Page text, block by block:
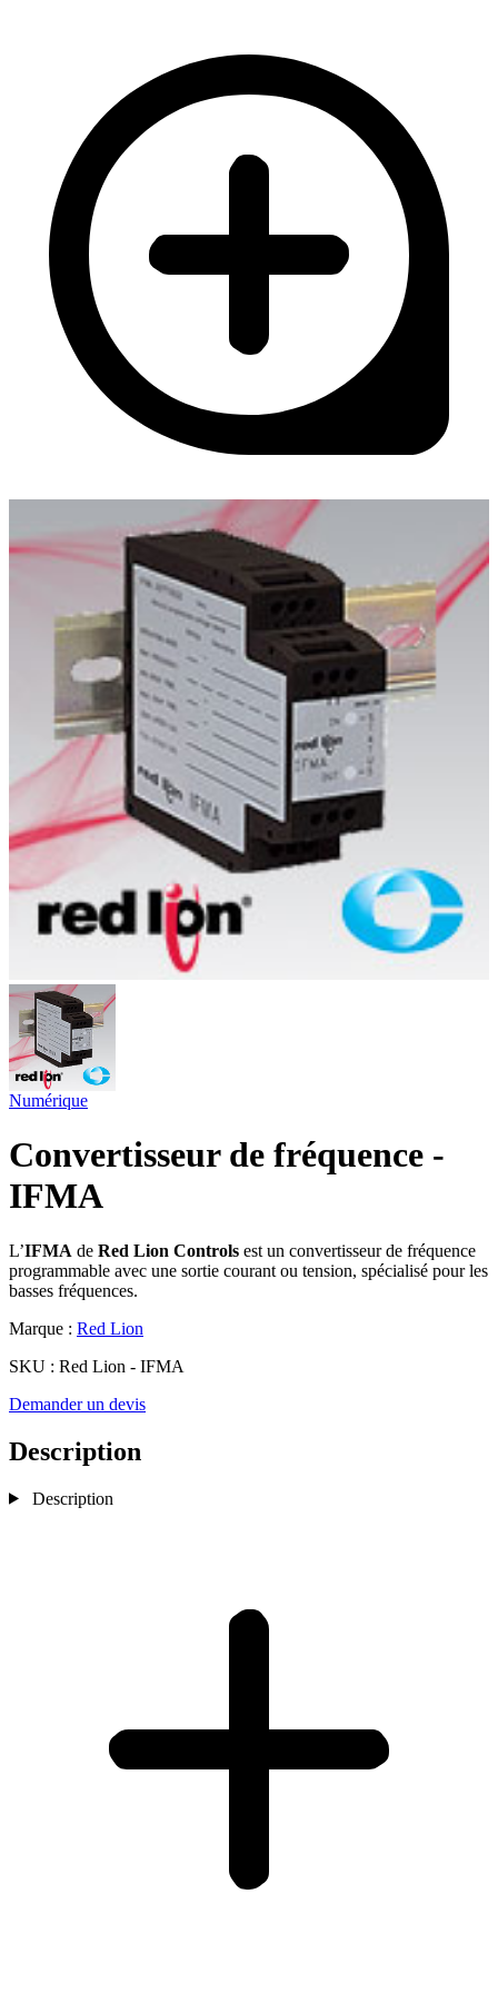
Numérique
Convertisseur de fréquence -
IFMA
L’IFMA de Red Lion Controls est un convertisseur de fréquence
programmable avec une sortie courant ou tension, spécialisé pour les
basses fréquences.
Marque : Red Lion
SKU : Red Lion - IFMA
Demander un devis
Description
Description